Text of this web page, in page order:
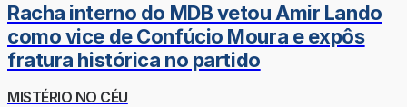
Racha interno do MDB vetou Amir Lando
como vice de Confúcio Moura e expôs
fratura histórica no partido
MISTÉRIO NO CÉU